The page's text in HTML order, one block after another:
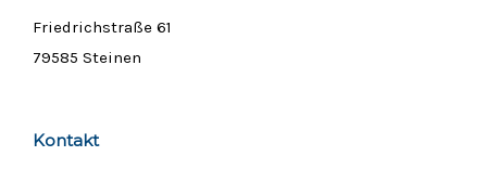
Friedrichstraße 61
79585 Steinen
Kontakt